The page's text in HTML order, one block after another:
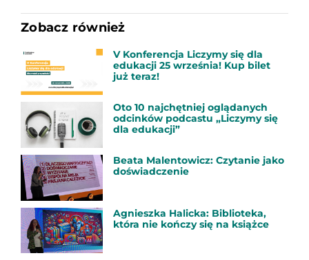
Zobacz również
V Konferencja Liczymy się dla
edukacji 25 września! Kup bilet
już teraz!
Oto 10 najchętniej oglądanych
odcinków podcastu „Liczymy się
dla edukacji”
Beata Malentowicz: Czytanie jako
doświadczenie
Agnieszka Halicka: Biblioteka,
która nie kończy się na książce